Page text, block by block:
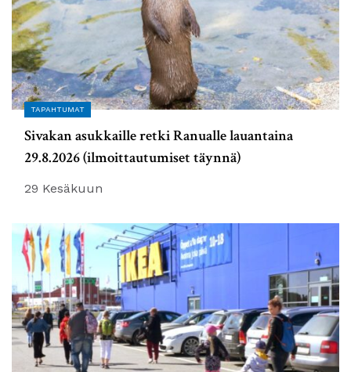
TAPAHTUMAT
Sivakan asukkaille retki Ranualle lauantaina
29.8.2026 (ilmoittautumiset täynnä)
29 Kesäkuun